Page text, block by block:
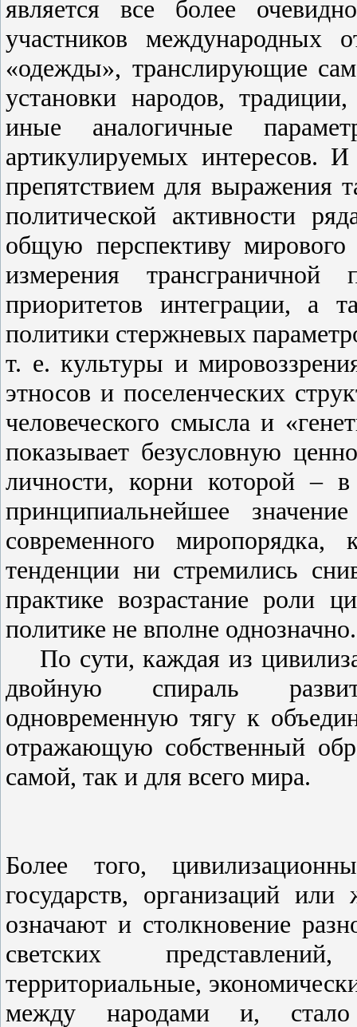
является все более
участников международных
«одежды», транслирующие
установки народов,
иные аналогичные
артикулируемых интересов.
препятствием для выражения
политической активности
общую перспективу мирового
измерения
приоритетов интеграции, а
политики стержневых
т. е. культуры и
этносов и поселенческих
человеческого смысла и
показывает безусловную
личности, корни которой –
принципиальнейшее
современного миропорядка,
тенденции ни стремились
практике возрастание роли
политике не вполне однозначно.
По сути, каждая из
двойную спираль
одновременную тягу к
отражающую собственный
самой, так и для всего мира.
Более того,
государств, организаций
означают и столкновение
светских
территориальные,
между народами и,